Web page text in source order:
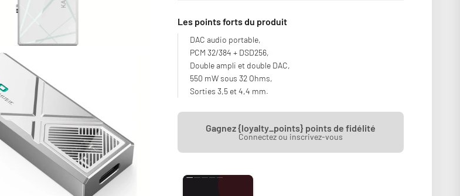
Les points forts du produit
DAC audio portable,
PCM 32/384 + DSD256,
Double ampli et double DAC,
550 mW sous 32 Ohms,
Sorties 3,5 et 4,4 mm.
Gagnez {loyalty_points} points de fidélité
Connectez ou inscrivez-vous